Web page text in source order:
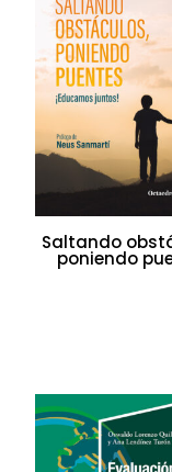
Saltando
poniendo